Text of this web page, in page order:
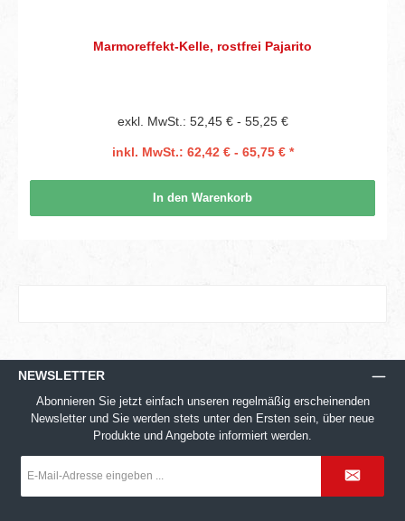
Marmoreffekt-Kelle, rostfrei Pajarito
exkl. MwSt.: 52,45 € - 55,25 €
inkl. MwSt.: 62,42 € - 65,75 € *
In den Warenkorb
NEWSLETTER
Abonnieren Sie jetzt einfach unseren regelmäßig erscheinenden
Newsletter und Sie werden stets unter den Ersten sein, über neue
Produkte und Angebote informiert werden.
Mail-
*